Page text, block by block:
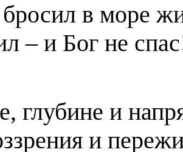
бросил в море
– и Бог не
глубине и
и